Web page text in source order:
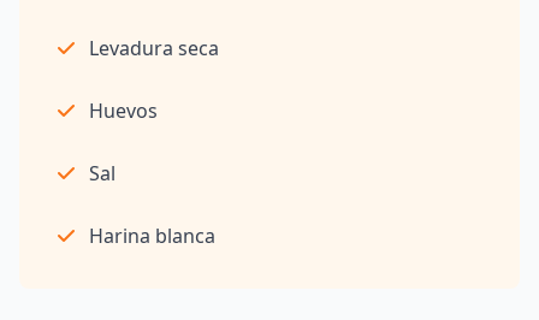
Levadura seca
Huevos
Sal
Harina blanca